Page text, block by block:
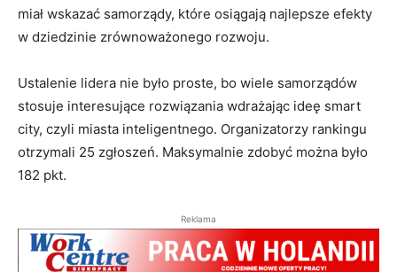
miał wskazać samorządy, które osiągają najlepsze efekty
w dziedzinie zrównoważonego rozwoju.
Ustalenie lidera nie było proste, bo wiele samorządów
stosuje interesujące rozwiązania wdrażając ideę smart
city, czyli miasta inteligentnego. Organizatorzy rankingu
otrzymali 25 zgłoszeń. Maksymalnie zdobyć można było
182 pkt.
Reklama